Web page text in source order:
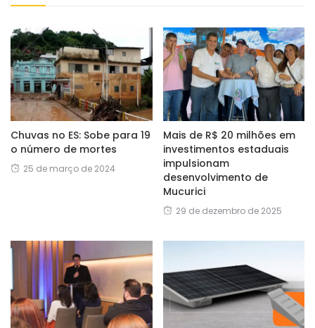
Chuvas no ES: Sobe para 19
o número de mortes
25 de março de 2024
Mais de R$ 20 milhões em
investimentos estaduais
impulsionam
desenvolvimento de
Mucurici
29 de dezembro de 2025